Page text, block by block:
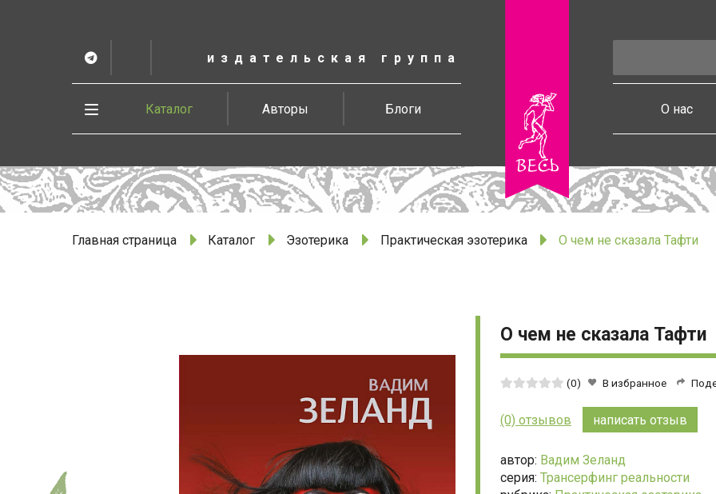
содержанию
издательская группа
весь
Telegram
Vesbook
Каталог Авторы Блоги О нас
Развернуть
Главная страница Каталог Эзотерика Практическая эзотерика О чем не сказала Тафти
О чем не сказала Тафти
Средняя
из
(0) В избранное
(0) отзывов написать отзыв
автор: Вадим Зеланд
серия: Трансерфинг реальности